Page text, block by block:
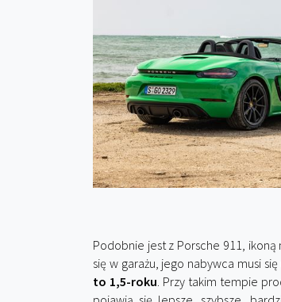
Podobnie jest z Porsche 911,
się w garażu, jego nabywca musi
to 1,5-roku. Przy takim tempie